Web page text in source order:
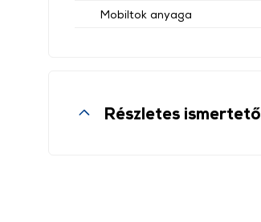
Mobiltok anyaga
Részletes ismertető